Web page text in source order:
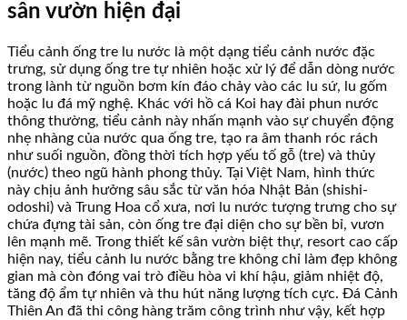
sân vườn hiện đại
Tiểu cảnh ống tre lu nước là một dạng tiểu cảnh nước đặc
trưng, sử dụng ống tre tự nhiên hoặc xử lý để dẫn dòng nước
trong lành từ nguồn bơm kín đáo chảy vào các lu sứ, lu gốm
hoặc lu đá mỹ nghệ. Khác với hồ cá Koi hay đài phun nước
thông thường, tiểu cảnh này nhấn mạnh vào sự chuyển động
nhẹ nhàng của nước qua ống tre, tạo ra âm thanh róc rách
như suối nguồn, đồng thời tích hợp yếu tố gỗ (tre) và thủy
(nước) theo ngũ hành phong thủy. Tại Việt Nam, hình thức
này chịu ảnh hưởng sâu sắc từ văn hóa Nhật Bản (shishi-
odoshi) và Trung Hoa cổ xưa, nơi lu nước tượng trưng cho sự
chứa đựng tài sản, còn ống tre đại diện cho sự bền bỉ, vươn
lên mạnh mẽ. Trong thiết kế sân vườn biệt thự, resort cao cấp
hiện nay, tiểu cảnh lu nước bằng tre không chỉ làm đẹp không
gian mà còn đóng vai trò điều hòa vi khí hậu, giảm nhiệt độ,
tăng độ ẩm tự nhiên và thu hút năng lượng tích cực. Đá Cảnh
Thiên An đã thi công hàng trăm công trình như vậy, kết hợp